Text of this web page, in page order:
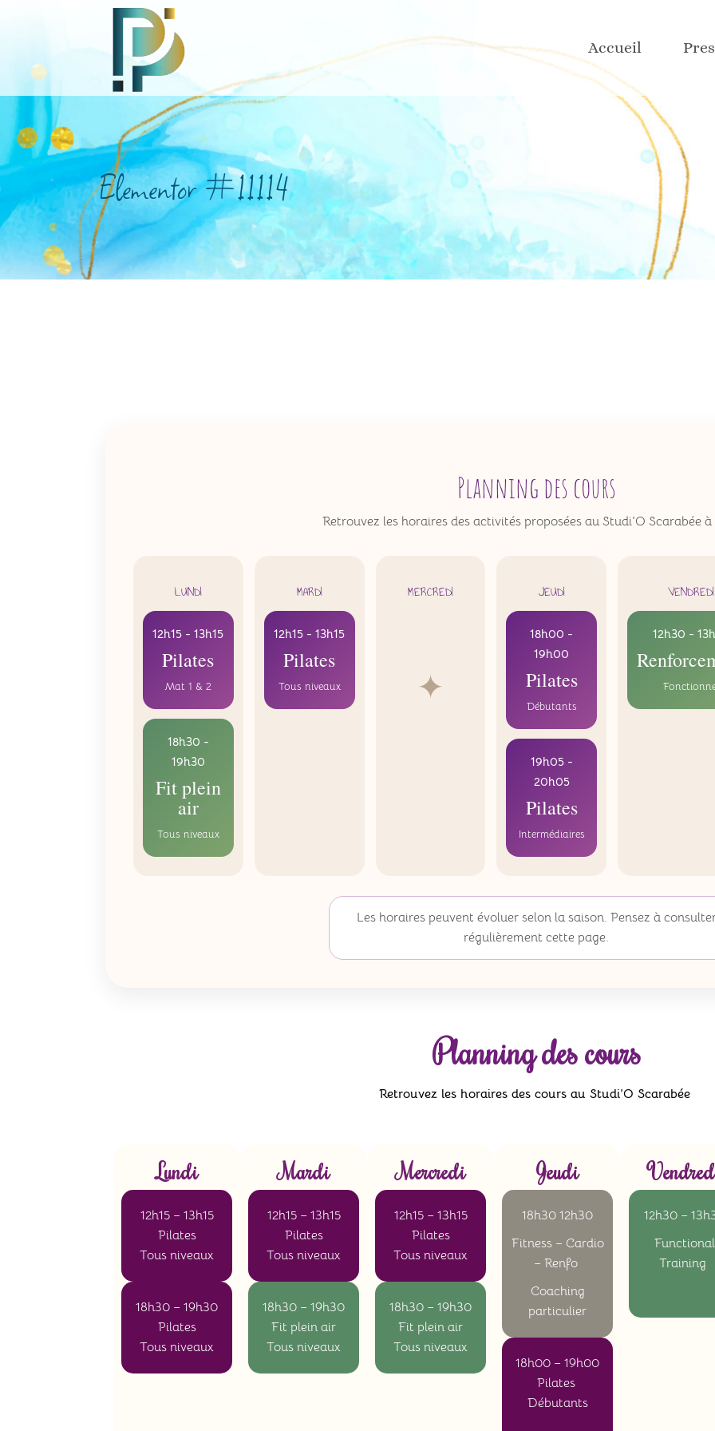
Accueil
Site
Elementor #11114
Planning des cours
Retrouvez les horaires des activités proposées au Studi'O Scarabée
LUNDI
12h15 - 13h15
Pilates
Mat 1 & 2
18h30 -
19h30
Fit plein
air
Tous niveaux
MARDI
12h15 - 13h15
Pilates
Tous niveaux
MERCREDI
✦
JEUDI
18h00 -
19h00
Pilates
Débutants
19h05 -
20h05
Pilates
Intermédiaires
VENDREDI
12h30 -
Les horaires peuvent évoluer selon la saison. Pensez à
régulièrement cette page.
Planning des cours
Retrouvez les horaires des cours au Studi’O Scarabée
Lundi
12h15 – 13h15
Pilates
Tous niveaux
18h30 – 19h30
Pilates
Tous niveaux
Mardi
12h15 – 13h15
Pilates
Tous niveaux
18h30 – 19h30
Fit plein air
Tous niveaux
Mercredi
12h15 – 13h15
Pilates
Tous niveaux
18h30 – 19h30
Fit plein air
Tous niveaux
Jeudi
18h30 12h30
Fitness – Cardio
– Renfo
Coaching
particulier
18h00 – 19h00
Pilates
Débutants
12h30 –
Functional
Training